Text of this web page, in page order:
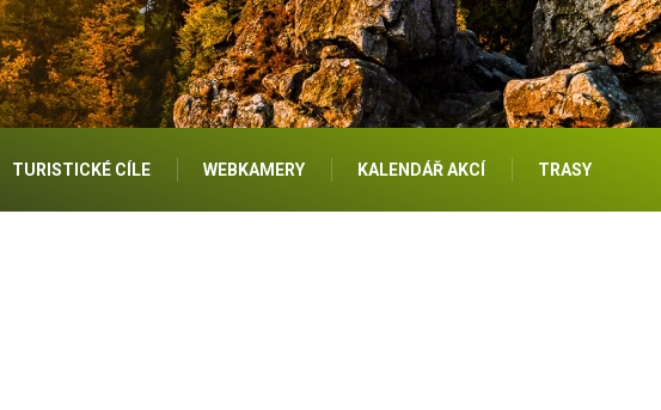
TURISTICKÉ CÍLE WEBKAMERY KALENDÁŘ AKCÍ TRASY